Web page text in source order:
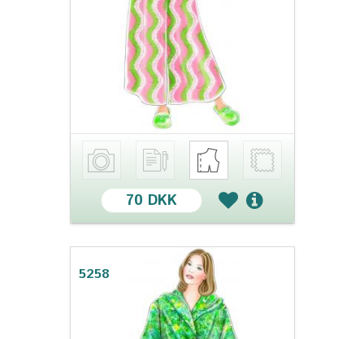
70 DKK
5258